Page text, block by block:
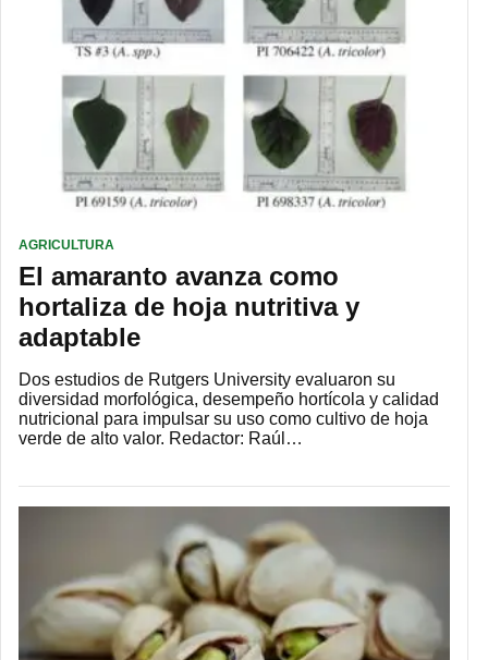
AGRICULTURA
El amaranto avanza como
hortaliza de hoja nutritiva y
adaptable
Dos estudios de Rutgers University evaluaron su
diversidad morfológica, desempeño hortícola y calidad
nutricional para impulsar su uso como cultivo de hoja
verde de alto valor. Redactor: Raúl…